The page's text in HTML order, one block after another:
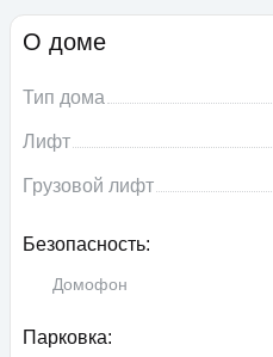
О доме
Тип дома
Лифт
Грузовой лифт
Безопасность:
Домофон
Парковка: